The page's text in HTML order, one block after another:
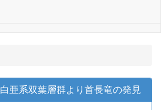
白亜系双葉層群より首長竜の発見